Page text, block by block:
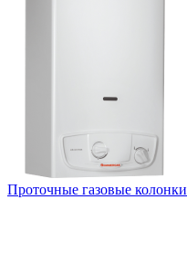
Проточные газовые колонки